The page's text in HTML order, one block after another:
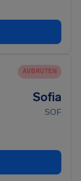
AVBRUTEN
Sofia
SOF